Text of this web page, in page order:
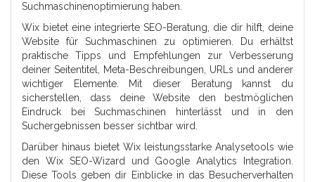
Suchmaschinenoptimierung haben.
Wix bietet eine integrierte SEO-Beratung, die dir hilft, deine
Website für Suchmaschinen zu optimieren. Du erhältst
praktische Tipps und Empfehlungen zur Verbesserung
deiner Seitentitel, Meta-Beschreibungen, URLs und anderer
wichtiger Elemente. Mit dieser Beratung kannst du
sicherstellen, dass deine Website den bestmöglichen
Eindruck bei Suchmaschinen hinterlässt und in den
Suchergebnissen besser sichtbar wird.
Darüber hinaus bietet Wix leistungsstarke Analysetools wie
den Wix SEO-Wizard und Google Analytics Integration.
Diese Tools geben dir Einblicke in das Besucherverhalten